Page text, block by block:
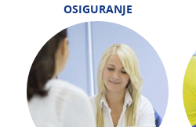
OSIGURANJE